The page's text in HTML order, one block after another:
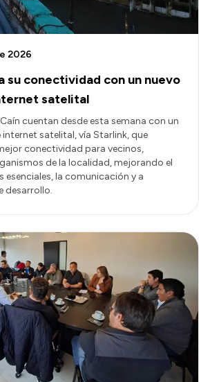
su conectividad con un nuevo
satelital
2026
cuentan desde esta semana con un
satelital, vía Starlink, que
conectividad para vecinos,
de la localidad, mejorando el
esenciales, la comunicación y a
desarrollo.